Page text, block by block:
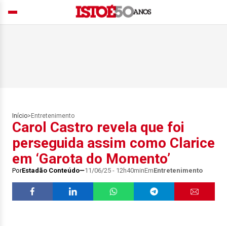
Início> Entretenimento
Carol Castro revela que foi
perseguida assim como Clarice
em ‘Garota do Momento’
PorEstadão Conteúdo 11/06/25 - 12h40minEmEntretenimento